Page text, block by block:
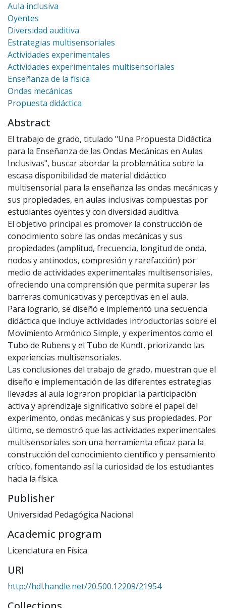
Aula inclusiva
Oyentes
Diversidad auditiva
Estrategias multisensoriales
Actividades experimentales
Actividades experimentales multisensoriales
Enseñanza de la física
Ondas mecánicas
Propuesta didáctica
Abstract
El trabajo de grado, titulado "Una Propuesta Didáctica
para la Enseñanza de las Ondas Mecánicas en Aulas
Inclusivas", buscar abordar la problemática sobre la
escasa disponibilidad de material didáctico
multisensorial para la enseñanza las ondas mecánicas y
sus propiedades, en aulas inclusivas compuestas por
estudiantes oyentes y con diversidad auditiva.
El objetivo principal es promover la construcción de
conocimiento sobre las ondas mecánicas y sus
propiedades (amplitud, frecuencia, longitud de onda,
nodos y antinodos, compresión y rarefacción) por
medio de actividades experimentales multisensoriales,
ofreciendo una comprensión que permita superar las
barreras comunicativas y perceptivas en el aula.
Para lograrlo, se diseñó e implementó una secuencia
didáctica que incluye actividades introductorias sobre el
Movimiento Armónico Simple, y experimentos como el
Tubo de Rubens y el Tubo de Kundt, priorizando las
experiencias multisensoriales.
Las conclusiones del trabajo de grado, muestran que el
diseño e implementación de las diferentes estrategias
llevadas al aula lograron propiciar la participación
activa y aprendizaje significativo sobre el papel del
experimento, ondas mecánicas y sus propiedades. Por
último, se demostró que las actividades experimentales
multisensoriales son una herramienta eficaz para la
construcción del conocimiento científico y pensamiento
crítico, fomentando así la curiosidad de los estudiantes
hacia la física.
Publisher
Universidad Pedagógica Nacional
Academic program
Licenciatura en Física
URI
http://hdl.handle.net/20.500.12209/21954